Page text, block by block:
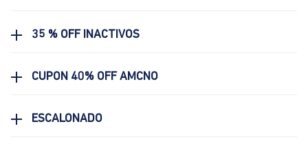
35 % OFF INACTIVOS
CUPON 40% OFF AMCNO
ESCALONADO